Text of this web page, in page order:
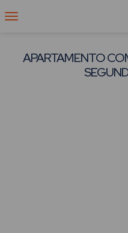
APARTAMENTO